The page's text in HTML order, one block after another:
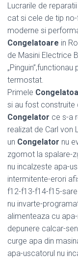
Lucrarile de reparatii
cat si cele de tip
moderne si
Congelatoare in
de Masini Electrice
termostat.
Primele
si au fost construite
Congelator ce s-a
realizat de Carl von
un Congelator nu
zgomot la spalare-
nu incalzeste apa-
intermitente-erori
f12-f13-f14-f15-
nu invarte-
alimenteaza cu
depunere calcar-
curge apa din
apa-uscatorul nu